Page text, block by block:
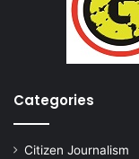
Categories
Citizen Journalism